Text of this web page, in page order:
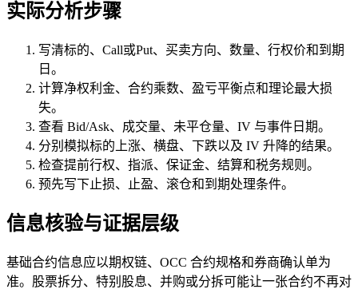
实际分析步骤
写清标的、Call或Put、买卖方向、数量、行权价和到期
日。
计算净权利金、合约乘数、盈亏平衡点和理论最大损
失。
查看 Bid/Ask、成交量、未平仓量、IV 与事件日期。
分别模拟标的上涨、横盘、下跌以及 IV 升降的结果。
检查提前行权、指派、保证金、结算和税务规则。
预先写下止损、止盈、滚仓和到期处理条件。
信息核验与证据层级
基础合约信息应以期权链、OCC 合约规格和券商确认单为
准。股票拆分、特别股息、并购或分拆可能让一张合约不再对